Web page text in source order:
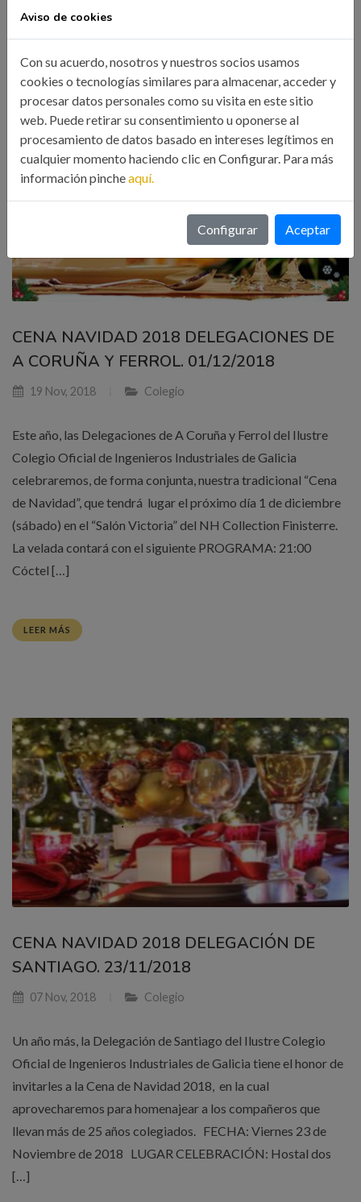
CENA NAVIDAD 2018 DELEGACIONES DE
A CORUÑA Y FERROL. 01/12/2018
19 Nov, 2018 Colegio
Este año, las Delegaciones de A Coruña y Ferrol del Ilustre
Colegio Oficial de Ingenieros Industriales de Galicia
celebraremos, de forma conjunta, nuestra tradicional “Cena
de Navidad”, que tendrá lugar el próximo día 1 de diciembre
(sábado) en el “Salón Victoria” del NH Collection Finisterre.
La velada contará con el siguiente PROGRAMA: 21:00
Cóctel […]
LEER MÁS
CENA NAVIDAD 2018 DELEGACIÓN DE
SANTIAGO. 23/11/2018
07 Nov, 2018 Colegio
Un año más, la Delegación de Santiago del Ilustre Colegio
Oficial de Ingenieros Industriales de Galicia tiene el honor de
invitarles a la Cena de Navidad 2018, en la cual
aprovecharemos para homenajear a los compañeros que
llevan más de 25 años colegiados. FECHA: Viernes 23 de
Noviembre de 2018 LUGAR CELEBRACIÓN: Hostal dos
[…]
Aviso de cookies
Con su acuerdo, nosotros y nuestros socios usamos
cookies o tecnologías similares para almacenar, acceder y
procesar datos personales como su visita en este sitio
web. Puede retirar su consentimiento u oponerse al
procesamiento de datos basado en intereses legítimos en
cualquier momento haciendo clic en Configurar. Para más
información pincheaquí.
Configurar Aceptar